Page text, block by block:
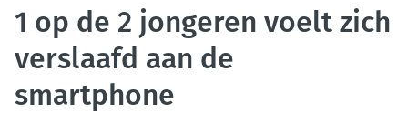
1 op de 2 jongeren voelt zich
verslaafd aan de
smartphone